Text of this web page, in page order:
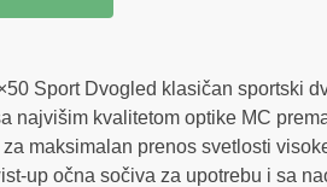
Sport Dvogled klasičan sportski
najvišim kvalitetom optike MC
maksimalan prenos svetlosti
up očna sočiva za upotrebu i sa